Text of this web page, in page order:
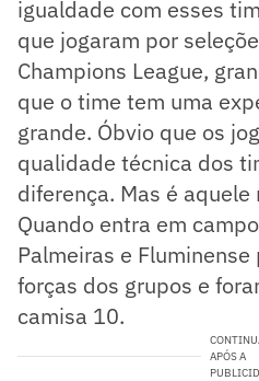
igualdade com esses
que jogaram por
Champions League,
que o time tem uma
grande. Óbvio que os
qualidade técnica dos
diferença. Mas é
Quando entra em
Palmeiras e
forças dos grupos e
camisa 10.
APÓS A